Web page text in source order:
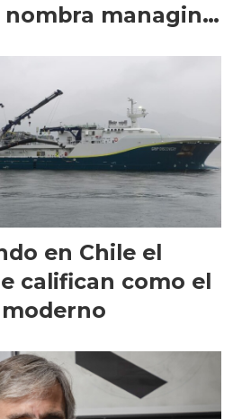
managing
en Chile el
califican como el